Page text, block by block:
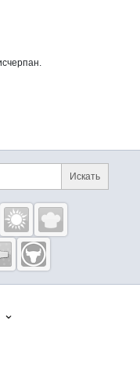
по сайту и
Искать